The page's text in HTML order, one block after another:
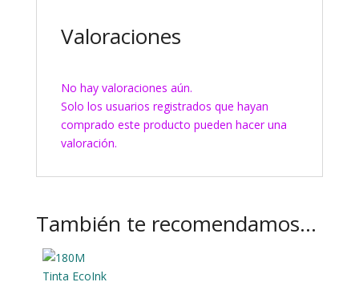
Valoraciones
No hay valoraciones aún.
Solo los usuarios registrados que hayan
comprado este producto pueden hacer una
valoración.
También te recomendamos…